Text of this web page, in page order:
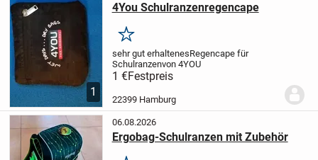
1
4You Schulranzenregencape
Merken
sehr gut erhaltenesRegencape für
Schulranzenvon 4YOU
1 €Festpreis
22399 Hamburg
06.08.2026
Ergobag-Schulranzen mit Zubehör